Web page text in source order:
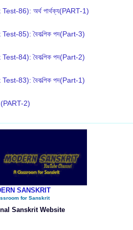
86): অর্থ পার্থক্য(PART-1)
85): বৈকল্পিক পদ(Part-3)
84): বৈকল্পিক পদ(Part-2)
83): বৈকল্পিক পদ(Part-1)
2)
SANSKRIT
for Sanskrit
Sanskrit Website